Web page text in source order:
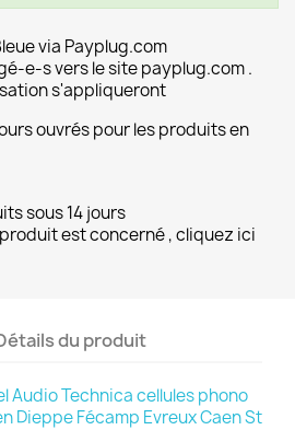
via Payplug.com
e-s vers le site payplug.com .
s'appliqueront
ouvrés pour les produits en
sous 14 jours
est concerné , cliquez ici
du produit